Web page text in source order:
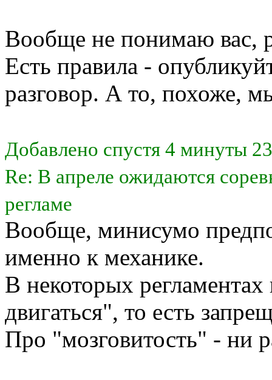
Вообще не понимаю вас,
Есть правила -
разговор. А то, похоже,
Добавлено спустя 4 минуты
Re: В апреле ожидаются
регламе
Вообще, минисумо
именно к механике.
В некоторых
двигаться", то есть
Про "мозговитость" - ни